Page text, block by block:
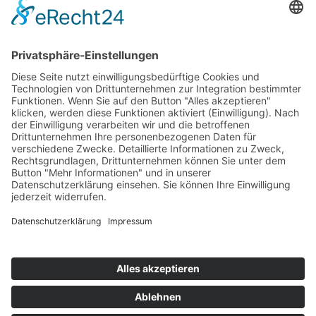
Öffnungszeiten:
Mo. und Di. geschlossen
Fr., Sa., So. 13:00-17:00 Uhr
Tickets reservieren
tickets@burg-zu-hagen.de
Impressum · Datenschutz · Cookie-Einstellungen
© 2026 Kultur- und Heimatverein Burg zu Hagen im